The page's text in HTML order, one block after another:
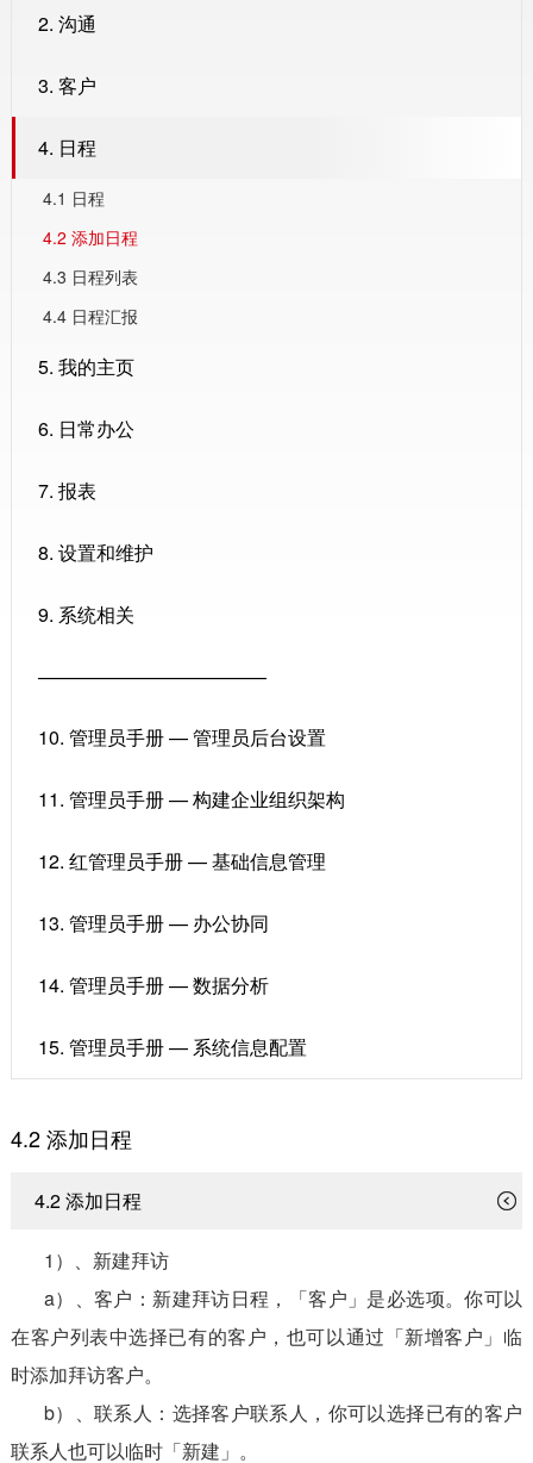
2. 沟通
3. 客户
4. 日程
4.1 日程
4.2 添加日程
4.3 日程列表
4.4 日程汇报
5. 我的主页
6. 日常办公
7. 报表
8. 设置和维护
9. 系统相关
————————————
10. 管理员手册 — 管理员后台设置
11. 管理员手册 — 构建企业组织架构
12. 红管理员手册 — 基础信息管理
13. 管理员手册 — 办公协同
14. 管理员手册 — 数据分析
15. 管理员手册 — 系统信息配置
4.2 添加日程
4.2 添加日程
1）、新建拜访
a）、客户：新建拜访日程，「客户」是必选项。你可以
在客户列表中选择已有的客户，也可以通过「新增客户」临
时添加拜访客户。
b）、联系人：选择客户联系人，你可以选择已有的客户
联系人也可以临时「新建」。